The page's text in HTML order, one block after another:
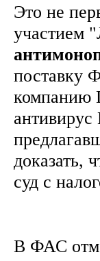
Это не
участием
поставку
компанию
доказать,
суд с
В ФАС